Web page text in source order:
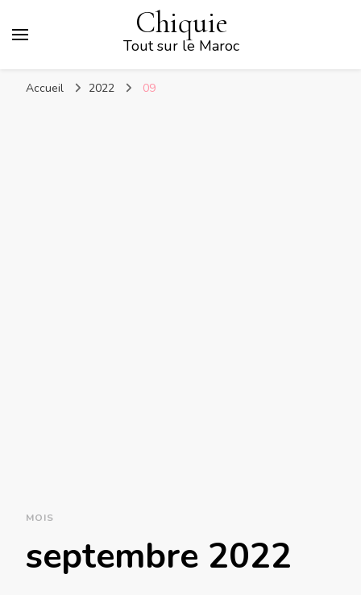
Chiquie
Tout sur le Maroc
Accueil 2022 09
MOIS
septembre 2022